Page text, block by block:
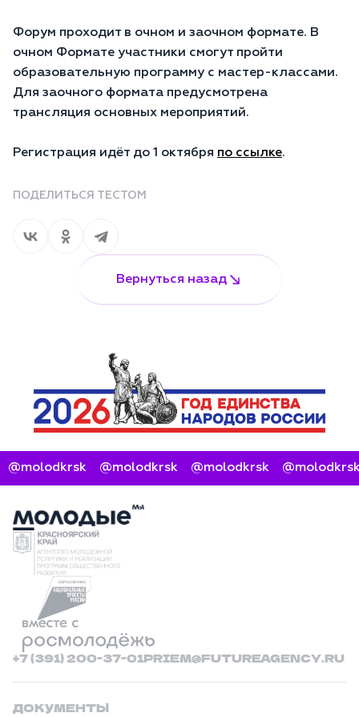
Форум проходит в очном и заочном формате. В
очном Формате участники смогут пройти
образовательную программу с мастер-классами.
Для заочного формата предусмотрена
трансляция основных мероприятий.
Регистрация идёт до 1 октября по ссылке.
ПОДЕЛИТЬСЯ ТЕСТОМ
Вернуться назад
@molodkrsk @molodkrsk @molodkrsk @molodkrsk
+7 (391) 200-37-01PRIEM@FUTUREAGENCY.RU
ДОКУМЕНТЫ